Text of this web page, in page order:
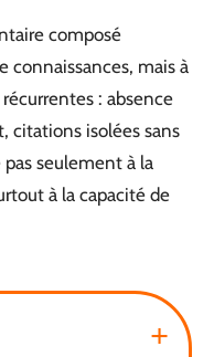
composé
connaissances, mais à
: absence
citations isolées sans
pas seulement à la
à la capacité de